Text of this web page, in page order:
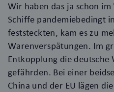
Wir haben das ja schon
Schiffe pandemiebedingt
feststeckten, kam es zu
Warenverspätungen. Im
Entkopplung die deutsche
gefährden. Bei einer
China und der EU lägen